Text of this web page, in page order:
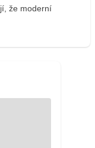
že moderní